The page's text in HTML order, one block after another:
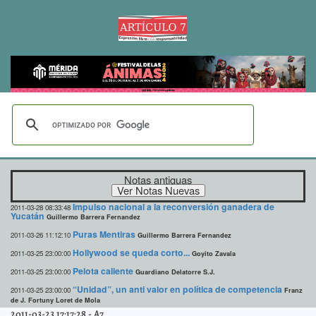
Notas antiguas
2011-03-28 08:33:48 Impulso nacional a la reconversión ganadera de
Yucatán Guillermo Barrera Fernandez
2011-03-26 11:12:10 Puras Mentiras Guillermo Barrera Fernandez
2011-03-25 23:00:00 Hollywood se queda corto... Goyito Zavala
2011-03-25 23:00:00 Pelota caliente Guardiano Delatorre S.J.
2011-03-25 23:00:00 “Unidad”, un anti valor en política de competencia Franz
de J. Fortuny Loret de Mola